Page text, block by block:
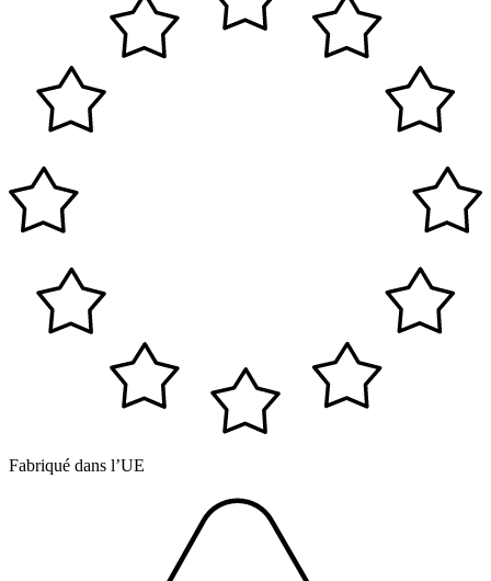
Fabriqué dans l’UE